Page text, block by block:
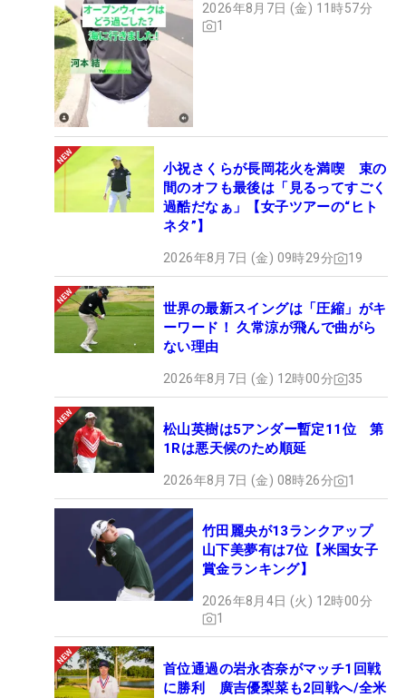
2026年8月7日 (金) 11時57分
1
小祝さくらが長岡花火を満喫 束の
間のオフも最後は「見るってすごく
過酷だなぁ」【女子ツアーの“ヒト
ネタ”】
2026年8月7日 (金) 09時29分 19
世界の最新スイングは「圧縮」がキ
ーワード！ 久常涼が飛んで曲がら
ない理由
2026年8月7日 (金) 12時00分 35
松山英樹は5アンダー暫定11位 第
1Rは悪天候のため順延
2026年8月7日 (金) 08時26分 1
竹田麗央が13ランクアップ
山下美夢有は7位【米国女子
賞金ランキング】
2026年8月4日 (火) 12時00分
1
首位通過の岩永杏奈がマッチ1回戦
に勝利 廣吉優梨菜も2回戦へ/全米